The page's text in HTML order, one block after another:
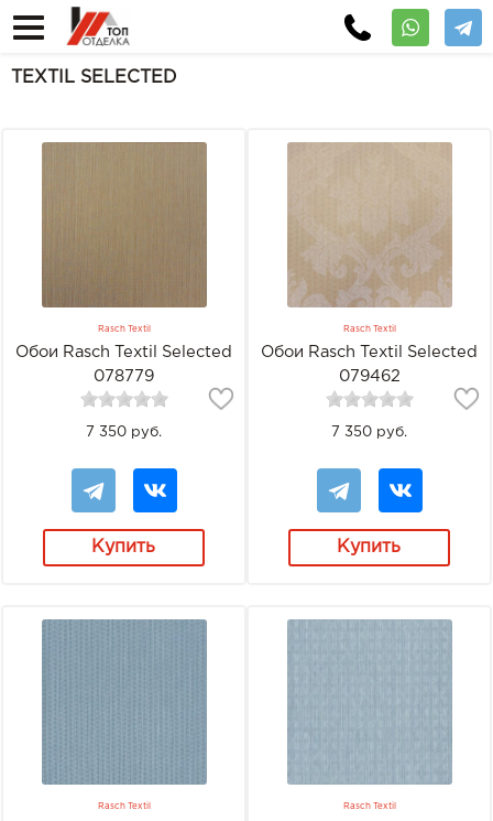
TEXTIL SELECTED
Rasch Textil
Обои Rasch Textil Selected
078779
7 350 руб.
Купить
Rasch Textil
Обои Rasch Textil Selected
079462
7 350 руб.
Купить
Rasch Textil Rasch Textil